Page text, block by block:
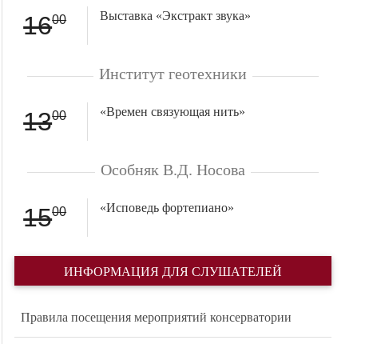
1600 Выставка «Экстракт звука»
Институт геотехники
1300 «Времен связующая нить»
Особняк В.Д. Носова
1500 «Исповедь фортепиано»
ИНФОРМАЦИЯ ДЛЯ СЛУШАТЕЛЕЙ
Правила посещения мероприятий консерватории